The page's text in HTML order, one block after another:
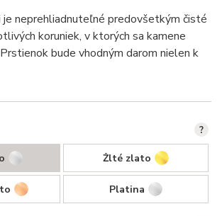
neprehliadnuteľné predovšetkým čisté
koruniek, v ktorých sa kamene
bude vhodným darom nielen k
Žlté zlato
Platina
?